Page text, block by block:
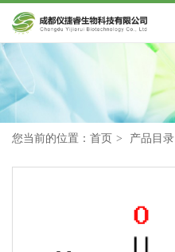
您当前的位置： 首页 产品目录